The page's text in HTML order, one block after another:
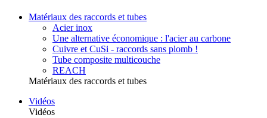
Matériaux des raccords et tubes
Acier inox
Une alternative économique : l'acier au carbone
Cuivre et CuSi - raccords sans plomb !
Tube composite multicouche
REACH
Matériaux des raccords et tubes
Vidéos
Vidéos